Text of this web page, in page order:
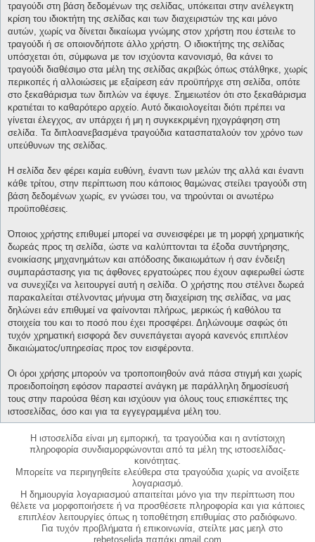
τραγούδι στη βάση δεδομένων της σελίδας, υπόκειται στην ανέλεγκτη
κρίση του ιδιοκτήτη της σελίδας και των διαχειριστών της και μόνο
αυτών, χωρίς να δίνεται δικαίωμα γνώμης στον χρήστη που έστειλε το
τραγούδι ή σε οποιονδήποτε άλλο χρήστη. Ο ιδιοκτήτης της σελίδας
υπόσχεται ότι, σύμφωνα με τον ισχύοντα κανονισμό, θα κάνει το
τραγούδι διαθέσιμο στα μέλη της σελίδας ακριβώς όπως στάλθηκε, χωρίς
περικοπές ή αλλοιώσεις με εξαίρεση εάν προϋπήρχε στη σελίδα, οπότε
στο ξεκαθάρισμα των διπλών να έφυγε. Σημειωτέον ότι στο ξεκαθάρισμα
κρατιέται το καθαρότερο αρχείο. Αυτό δικαιολογείται διότι πρέπει να
γίνεται έλεγχος, αν υπάρχει ή μη η συγκεκριμένη ηχογράφηση στη
σελίδα. Τα διπλοανεβασμένα τραγούδια κατασπαταλούν τον χρόνο των
υπεύθυνων της σελίδας.
Η σελίδα δεν φέρει καμία ευθύνη, έναντι των μελών της αλλά και έναντι
κάθε τρίτου, στην περίπτωση που κάποιος θαμώνας στείλει τραγούδι στη
βάση δεδομένων χωρίς, εν γνώσει του, να τηρούνται οι ανωτέρω
προϋποθέσεις.
Όποιος χρήστης επιθυμεί μπορεί να συνεισφέρει με τη μορφή χρηματικής
δωρεάς προς τη σελίδα, ώστε να καλύπτονται τα έξοδα συντήρησης,
ενοικίασης μηχανημάτων και απόδοσης δικαιωμάτων ή σαν ένδειξη
συμπαράστασης για τις άφθονες εργατοώρες που έχουν αφιερωθεί ώστε
να συνεχίζει να λειτουργεί αυτή η σελίδα. Ο χρήστης που στέλνει δωρεά
παρακαλείται στέλνοντας μήνυμα στη διαχείριση της σελίδας, να μας
δηλώνει εάν επιθυμεί να φαίνονται πλήρως, μερικώς ή καθόλου τα
στοιχεία του και το ποσό που έχει προσφέρει. Δηλώνουμε σαφώς ότι
τυχόν χρηματική εισφορά δεν συνεπάγεται αγορά κανενός επιπλέον
δικαιώματος/υπηρεσίας προς τον εισφέροντα.
Οι όροι χρήσης μπορούν να τροποποιηθούν ανά πάσα στιγμή και χωρίς
προειδοποίηση εφόσον παραστεί ανάγκη με παράλληλη δημοσίευσή
τους στην παρούσα θέση και ισχύουν για όλους τους επισκέπτες της
ιστοσελίδας, όσο και για τα εγγεγραμμένα μέλη του.
Η ιστοσελίδα είναι μη εμπορική, τα τραγούδια και η αντίστοιχη
πληροφορία συνδιαμορφώνονται από τα μέλη της ιστοσελίδας-
κοινότητας.
Μπορείτε να περιηγηθείτε ελεύθερα στα τραγούδια χωρίς να ανοίξετε
λογαριασμό.
Η δημιουργία λογαριασμού απαιτείται μόνο για την περίπτωση που
θέλετε να μορφοποιήσετε ή να προσθέσετε πληροφορία και για κάποιες
επιπλέον λειτουργίες όπως η τοποθέτηση επιθυμίας στο ραδιόφωνο.
Για τυχόν προβλήματα ή επικοινωνία, στείλτε μας μεηλ στο
rebetoselida παπάκι gmail.com